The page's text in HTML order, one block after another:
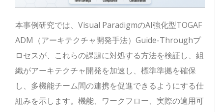
本事例研究では、Visual ParadigmのAI強化型TOGAF
ADM（アーキテクチャ開発手法）Guide-Throughプ
ロセスが、これらの課題に対処する方法を検証し、組
織がアーキテクチャ開発を加速し、標準準拠を確保
し、多機能チーム間の連携を促進できるようにする仕
組みを示します。機能、ワークフロー、実際の適用可